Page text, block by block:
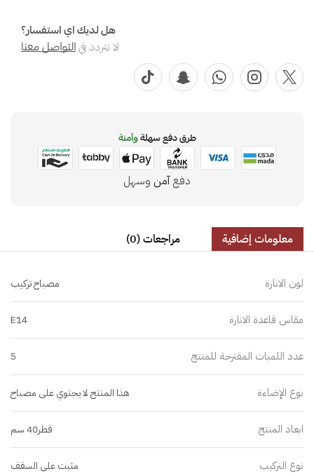
هل لديك اي استفسار؟
لا تتردد فيالتواصل معنا
طرق دفع سهلةوآمنة
دفعآمن وسهل
معلومات إضافية مراجعات (0)
لون الانارة مصباح تركيب
مقاس قاعدة الانارة E14
عدد اللمبات المقترحة للمنتج 5
نوع الإضاءة هذا المنتج لا يحتوي على مصباح
ابعاد المنتج قطر40 سم
نوع التركيب مثبت على السقف